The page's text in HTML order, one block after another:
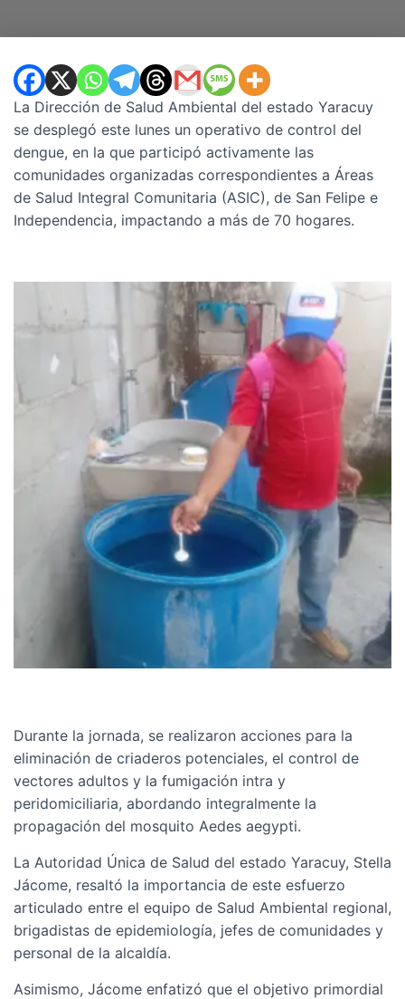
La Dirección de Salud Ambiental del estado Yaracuy
se desplegó este lunes un operativo de control del
dengue, en la que participó activamente las
comunidades organizadas correspondientes a Áreas
de Salud Integral Comunitaria (ASIC), de San Felipe e
Independencia, impactando a más de 70 hogares.
Durante la jornada, se realizaron acciones para la
eliminación de criaderos potenciales, el control de
vectores adultos y la fumigación intra y
peridomiciliaria, abordando integralmente la
propagación del mosquito Aedes aegypti.
La Autoridad Única de Salud del estado Yaracuy, Stella
Jácome, resaltó la importancia de este esfuerzo
articulado entre el equipo de Salud Ambiental regional,
brigadistas de epidemiología, jefes de comunidades y
personal de la alcaldía.
Asimismo, Jácome enfatizó que el objetivo primordial